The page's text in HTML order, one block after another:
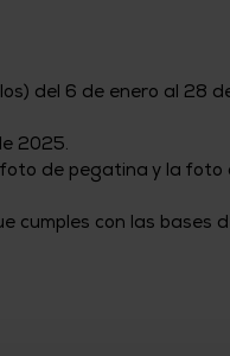
del 6 de enero al 28
2025.
de pegatina y la
cumples con las